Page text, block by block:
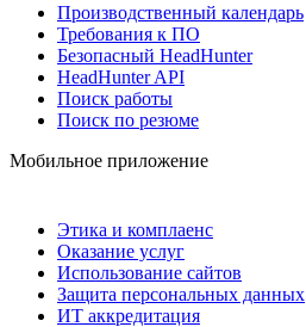
Производственный календарь
Требования к ПО
Безопасный HeadHunter
HeadHunter API
Поиск работы
Поиск по резюме
Мобильное приложение
Этика и комплаенс
Оказание услуг
Использование сайтов
Защита персональных данных
ИТ аккредитация